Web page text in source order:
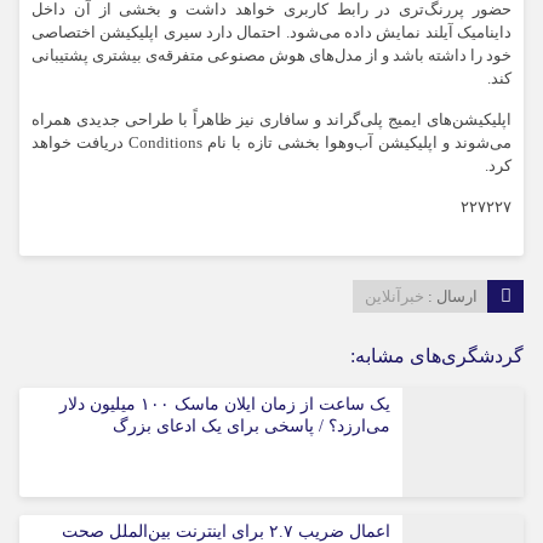
حضور پررنگ‌تری در رابط کاربری خواهد داشت و بخشی از آن داخل
داینامیک آیلند نمایش داده می‌شود. احتمال دارد سیری اپلیکیشن اختصاصی
خود را داشته باشد و از مدل‌های هوش مصنوعی متفرقه‌ی بیشتری پشتیبانی
کند.
اپلیکیشن‌های ایمیج پلی‌گراند و سافاری نیز ظاهراً با طراحی جدیدی همراه
می‌شوند و اپلیکیشن آب‌وهوا بخشی تازه با نام Conditions دریافت خواهد
کرد.
۲۲۷۲۲۷
ارسال : خبرآنلاین
گردشگری‌های مشابه:
یک ساعت از زمان ایلان ماسک ۱۰۰ میلیون دلار
می‌ارزد؟ / پاسخی برای یک ادعای بزرگ
اعمال ضریب ۲.۷ برای اینترنت بین‌الملل صحت